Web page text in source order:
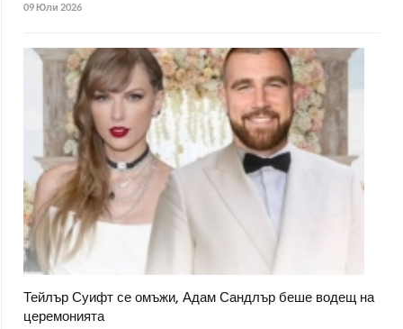
09 Юли 2026
Тейлър Суифт се омъжи, Адам Сандлър беше водещ на
церемонията